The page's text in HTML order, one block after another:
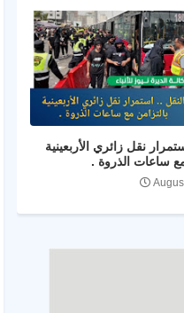
نقل زائري الأربعينية
ساعات الذروة .